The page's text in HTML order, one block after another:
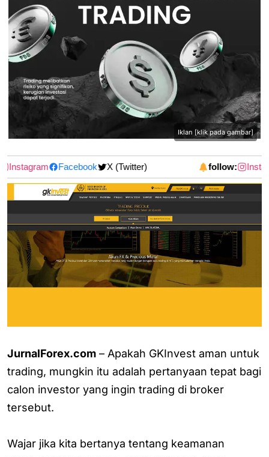
Iklan [klik pada gambar]
Instagram Facebook X (Twitter) follow:
JurnalForex.com – Apakah GKInvest aman untuk
trading, mungkin itu adalah pertanyaan tepat bagi
calon investor yang ingin trading di broker
tersebut.
Wajar jika kita bertanya tentang keamanan